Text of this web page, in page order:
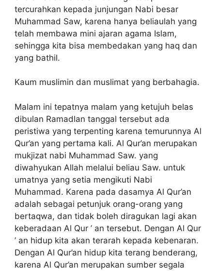
tercurahkan kepada junjungan Nabi besar
Muhammad Saw, karena hanya beliaulah yang
telah membawa mini ajaran agama Islam,
sehingga kita bisa membedakan yang haq dan
yang bathil.
Kaum muslimin dan muslimat yang berbahagia.
Malam ini tepatnya malam yang ketujuh belas
dibulan Ramadlan tanggal tersebut ada
peristiwa yang terpenting karena temurunnya Al
Qur’an yang pertama kali. Al Qur’an merupakan
mukjizat nabi Muhammad Saw. yang
diwahyukan Allah melalui beliau Saw. untuk
umatnya yang setia mengikuti Nabi
Muhammad. Karena pada dasamya Al Qur’an
adalah sebagai petunjuk orang-orang yang
bertaqwa, dan tidak boleh diragukan lagi akan
keberadaan Al Qur ’ an tersebut. Dengan Al Qur
’ an hidup kita akan terarah kepada kebenaran.
Dengan Al Qur’an hidup kita terang benderang,
karena Al Qur’an merupakan sumber segala